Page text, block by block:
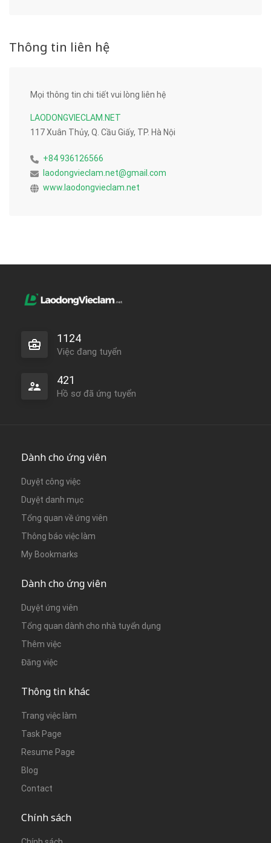
Thông tin liên hệ
Mọi thông tin chi tiết vui lòng liên hệ
LAODONGVIECLAM.NET
117 Xuân Thủy, Q. Cầu Giấy, TP. Hà Nội
+84 936126566
laodongvieclam.net@gmail.com
www.laodongvieclam.net
1124
Việc đang tuyển
421
Hồ sơ đã ứng tuyển
Dành cho ứng viên
Duyệt công việc
Duyệt danh mục
Tổng quan về ứng viên
Thông báo việc làm
My Bookmarks
Dành cho ứng viên
Duyệt ứng viên
Tổng quan dành cho nhà tuyển dụng
Thêm việc
Đăng việc
Thông tin khác
Trang việc làm
Task Page
Resume Page
Blog
Contact
Chính sách